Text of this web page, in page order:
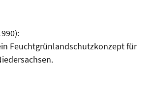
Feuchtgrünlandschutzkonzept für